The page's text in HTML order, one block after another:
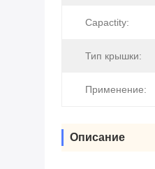
Capactity:
Тип крышки:
Применение:
Описание